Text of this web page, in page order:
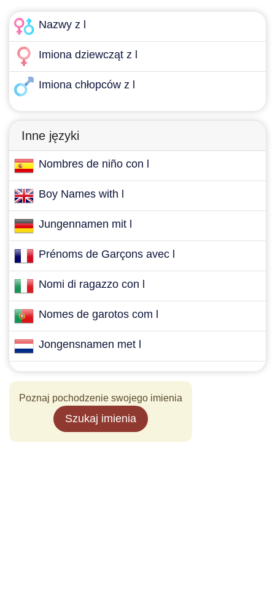
Nazwy z l
Imiona dziewcząt z l
Imiona chłopców z l
Inne języki
Nombres de niño con l
Boy Names with l
Jungennamen mit l
Prénoms de Garçons avec l
Nomi di ragazzo con l
Nomes de garotos com l
Jongensnamen met l
Poznaj pochodzenie swojego imienia
Szukaj imienia